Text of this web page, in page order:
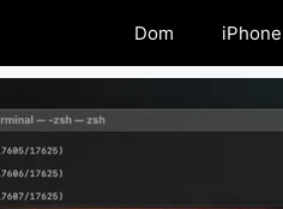
Dom iPhone